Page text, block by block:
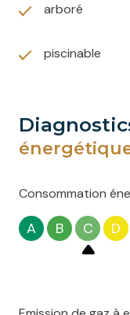
arboré
piscinable
Consommation
A B C D